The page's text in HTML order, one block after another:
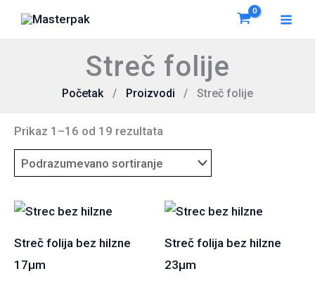
Pređi
Streč folije
Početak Proizvodi Streč folije
Prikaz 1–16 od 19 rezultata
Streč folija bez hilzne
17µm
Streč folija bez hilzne
23µm